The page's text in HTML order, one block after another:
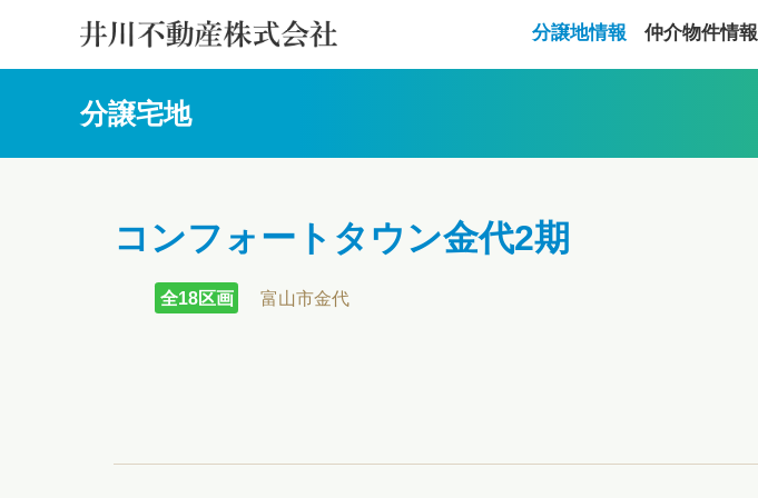
分譲地情報 仲介物件情報
分譲宅地
コンフォートタウン金代2期
全18区画 富山市金代